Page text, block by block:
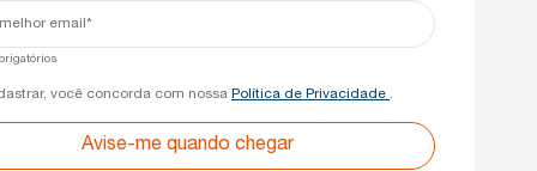
você concorda com nossa Política de Privacidade .
Avise-me quando chegar